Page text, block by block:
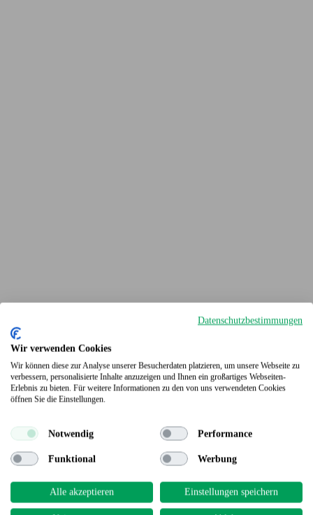
Terrassendielen
Datenschutzbestimmungen
Wir verwenden Cookies
Wir können diese zur Analyse unserer Besucherdaten platzieren, um unsere Webseite zu
verbessern, personalisierte Inhalte anzuzeigen und Ihnen ein großartiges Webseiten-
Erlebnis zu bieten. Für weitere Informationen zu den von uns verwendeten Cookies
öffnen Sie die Einstellungen.
Notwendig Performance
Funktional Werbung
Alle akzeptieren Einstellungen speichern